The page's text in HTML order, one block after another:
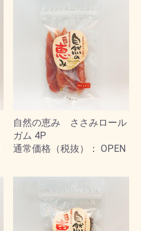
自然の恵み ささみロール
ガム 4P
通常価格（税抜）： OPEN